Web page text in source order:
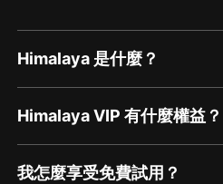
Himalaya 是什麼？
Himalaya VIP 有什麼權益？
我怎麼享受免費試用？